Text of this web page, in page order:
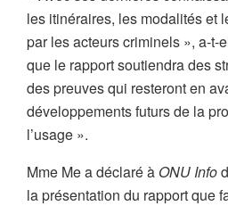
les itinéraires, les modalités et
par les acteurs criminels », a-t-
que le rapport soutiendra des
des preuves qui resteront en
développements futurs de la
l’usage ».
Mme Me a déclaré à ONU Info
la présentation du rapport que